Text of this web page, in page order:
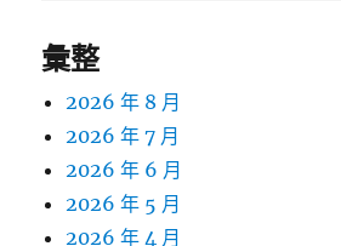
彙整
2026 年 8 月
2026 年 7 月
2026 年 6 月
2026 年 5 月
2026 年 4 月